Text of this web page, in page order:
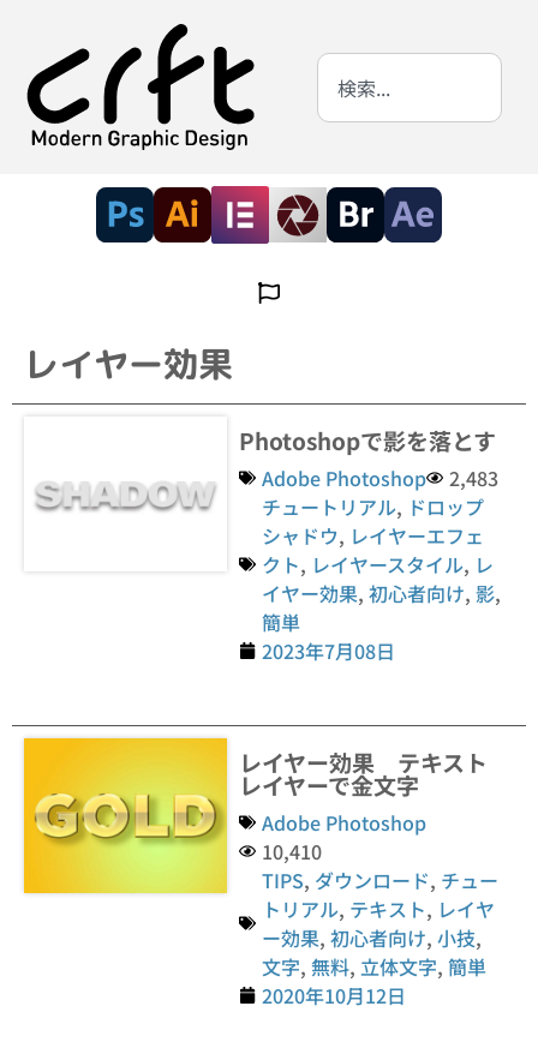
レイヤー効果
Photoshopで影を落とす
Adobe Photoshop
2,483
チュートリアル, ドロップ
シャドウ, レイヤーエフェ
クト, レイヤースタイル, レ
イヤー効果,初心者向け,影,
簡単
2023年7月08日
レイヤー効果 テキスト
レイヤーで金文字
Adobe Photoshop
10,410
TIPS, ダウンロード, チュー
トリアル, テキスト, レイヤ
ー効果,初心者向け,小技,
文字,無料,立体文字,簡単
2020年10月12日